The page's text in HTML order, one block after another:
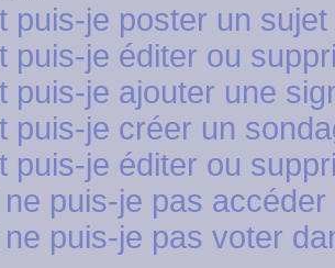
puis-je poster un
puis-je éditer ou
puis-je ajouter une
puis-je créer un
puis-je éditer ou
puis-je pas
puis-je pas voter